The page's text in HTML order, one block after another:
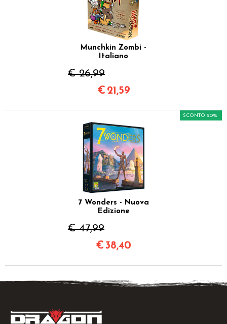
Munchkin Zombi -
Italiano
€ 26,99
€ 21,59
7 Wonders - Nuova
Edizione
€ 47,99
SCONTO 20%
€38,40